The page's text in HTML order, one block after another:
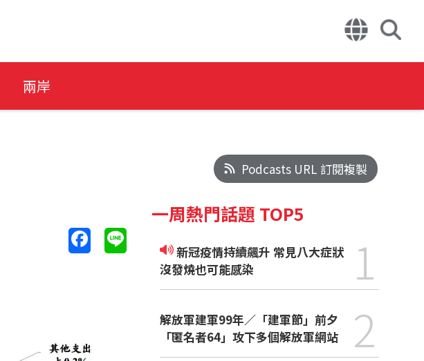
兩岸
Podcasts URL 訂閱複製
一周熱門話題 TOP5
新冠疫情持續飆升 常見八大症狀
沒發燒也可能感染
1
解放軍建軍99年／「建軍節」前夕
「匿名者64」攻下多個解放軍網站
2